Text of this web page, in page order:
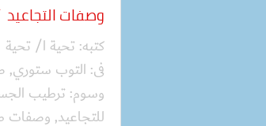
وصفات
كتبه: تحية ا/ تحية
فى: التوب ستوري,
وسوم: ترطيب
للتجاعيد, وصفات